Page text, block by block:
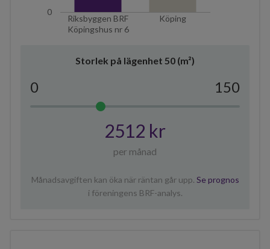
Riksbyggen BRF
Köpingshus nr 6
Köping
0
Storlek på lägenhet 50 (m²)
0 150
2512 kr
per månad
Månadsavgiften kan öka när räntan går upp. Se prognos
i föreningens BRF-analys.